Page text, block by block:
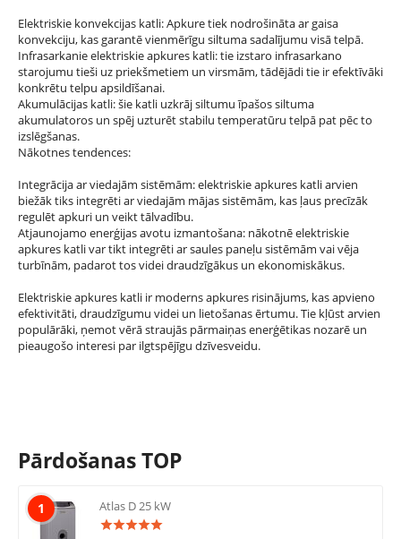
Elektriskie konvekcijas katli: Apkure tiek nodrošināta ar gaisa
konvekciju, kas garantē vienmērīgu siltuma sadalījumu visā telpā.
Infrasarkanie elektriskie apkures katli: tie izstaro infrasarkano
starojumu tieši uz priekšmetiem un virsmām, tādējādi tie ir efektīvāki
konkrētu telpu apsildīšanai.
Akumulācijas katli: šie katli uzkrāj siltumu īpašos siltuma
akumulatoros un spēj uzturēt stabilu temperatūru telpā pat pēc to
izslēgšanas.
Nākotnes tendences:
Integrācija ar viedajām sistēmām: elektriskie apkures katli arvien
biežāk tiks integrēti ar viedajām mājas sistēmām, kas ļaus precīzāk
regulēt apkuri un veikt tālvadību.
Atjaunojamo enerģijas avotu izmantošana: nākotnē elektriskie
apkures katli var tikt integrēti ar saules paneļu sistēmām vai vēja
turbīnām, padarot tos videi draudzīgākus un ekonomiskākus.
Elektriskie apkures katli ir moderns apkures risinājums, kas apvieno
efektivitāti, draudzīgumu videi un lietošanas ērtumu. Tie kļūst arvien
populārāki, ņemot vērā straujās pārmaiņas enerģētikas nozarē un
pieaugošo interesi par ilgtspējīgu dzīvesveidu.
Pārdošanas TOP
1 Atlas D 25 kW